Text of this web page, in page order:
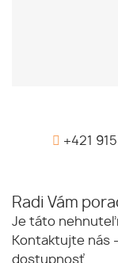
+421
Radi Vám
Je táto
Kontaktujte nás
dostupnosť.